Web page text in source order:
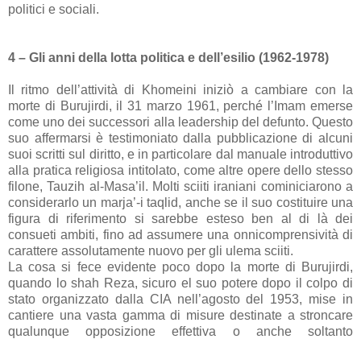
politici e sociali.
4 – Gli anni della lotta politica e dell’esilio (1962-1978)
Il ritmo dell’attività di Khomeini iniziò a cambiare con la
morte di Burujirdi, il 31 marzo 1961, perché l’Imam emerse
come uno dei successori alla leadership del defunto. Questo
suo affermarsi è testimoniato dalla pubblicazione di alcuni
suoi scritti sul diritto, e in particolare dal manuale introduttivo
alla pratica religiosa intitolato, come altre opere dello stesso
filone, Tauzih al-Masa’il. Molti sciiti iraniani cominiciarono a
considerarlo un marja’-i taqlid, anche se il suo costituire una
figura di riferimento si sarebbe esteso ben al di là dei
consueti ambiti, fino ad assumere una onnicomprensività di
carattere assolutamente nuovo per gli ulema sciiti.
La cosa si fece evidente poco dopo la morte di Burujirdi,
quando lo shah Reza, sicuro el suo potere dopo il colpo di
stato organizzato dalla CIA nell’agosto del 1953, mise in
cantiere una vasta gamma di misure destinate a stroncare
qualunque opposizione effettiva o anche soltanto